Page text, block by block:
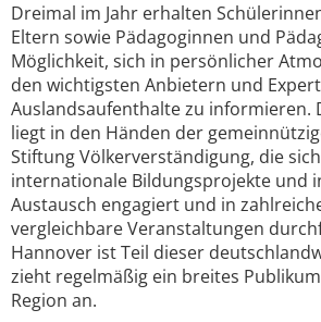
Dreimal im Jahr erhalten
Eltern sowie Pädagoginnen und
Möglichkeit, sich in persönlicher
den wichtigsten Anbietern und
Auslandsaufenthalte zu informieren.
liegt in den Händen der
Stiftung Völkerverständigung, die
internationale Bildungsprojekte und
Austausch engagiert und in
vergleichbare Veranstaltungen
Hannover ist Teil dieser
zieht regelmäßig ein breites
Region an.